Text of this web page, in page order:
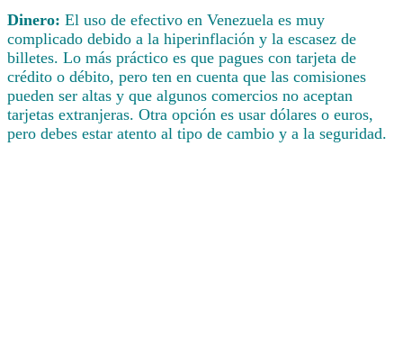
Dinero: El uso de efectivo en Venezuela es muy
complicado debido a la hiperinflación y la escasez de
billetes. Lo más práctico es que pagues con tarjeta de
crédito o débito, pero ten en cuenta que las comisiones
pueden ser altas y que algunos comercios no aceptan
tarjetas extranjeras. Otra opción es usar dólares o euros,
pero debes estar atento al tipo de cambio y a la seguridad.